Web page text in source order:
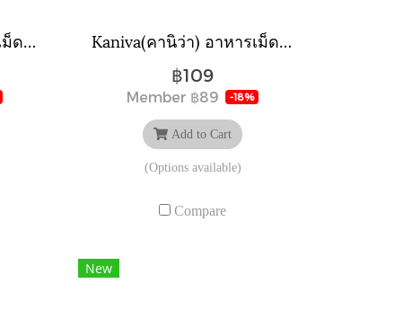
Kaniva(คานิว่า) อาหารเม็ดแมว สูตรเนื้อแกะ ทูน่าและข้าว ขนาดถุง (380 กรัม ,1.4 กิโลกรัม , 3 กิโลกรัม) Kaniva(คานิว่า) อาหารเม็ดแมว สูตรเนื้อปลาแซลมอน ทูน่าและข้าว ขนาดถุง (380 กรัม , 1.4 กิโลกรัม , 3 กิโลกรัม)
฿109
Member ฿89 -18%
Add to Cart
(Options available)
Compare
New